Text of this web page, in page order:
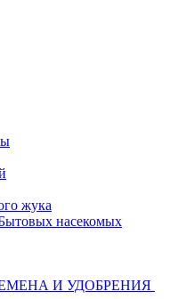
жука
насекомых
И УДОБРЕНИЯ